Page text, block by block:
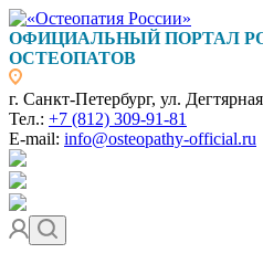
ОФИЦИАЛЬНЫЙ ПОРТАЛ
ОСТЕОПАТОВ
г. Санкт-Петербург, ул.
Тел.: +7 (812) 309-91-81
E-mail: info@osteopathy-official.ru